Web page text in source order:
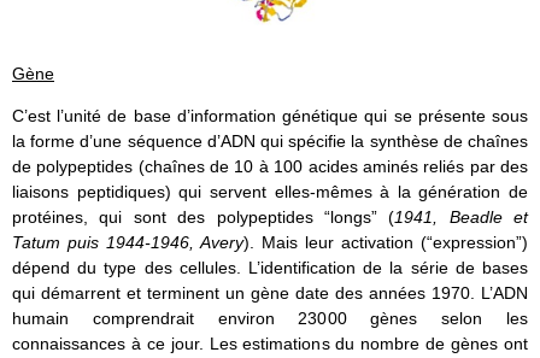
Gène
C’est l’unité de base d’information génétique qui se présente sous
la forme d’une séquence d’ADN qui spécifie la synthèse de chaînes
de polypeptides (chaînes de 10 à 100 acides aminés reliés par des
liaisons peptidiques) qui servent elles-mêmes à la génération de
protéines, qui sont des polypeptides “longs” (1941, Beadle et
Tatum puis 1944-1946, Avery). Mais leur activation (“expression”)
dépend du type des cellules. L’identification de la série de bases
qui démarrent et terminent un gène date des années 1970. L’ADN
humain comprendrait environ 23000 gènes selon les
connaissances à ce jour. Les estimations du nombre de gènes ont